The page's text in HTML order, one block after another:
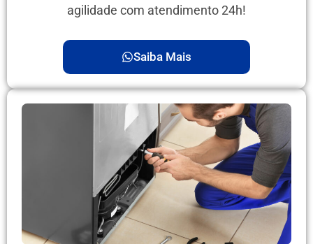
agilidade com atendimento 24h!
Saiba Mais